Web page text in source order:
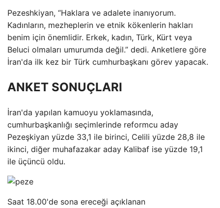
Pezeshkiyan, “Haklara ve adalete inanıyorum.
Kadınların, mezheplerin ve etnik kökenlerin hakları
benim için önemlidir. Erkek, kadın, Türk, Kürt veya
Beluci olmaları umurumda değil.” dedi. Anketlere göre
İran'da ilk kez bir Türk cumhurbaşkanı görev yapacak.
ANKET SONUÇLARI
İran'da yapılan kamuoyu yoklamasında,
cumhurbaşkanlığı seçimlerinde reformcu aday
Pezeşkiyan yüzde 33,1 ile birinci, Celili yüzde 28,8 ile
ikinci, diğer muhafazakar aday Kalibaf ise yüzde 19,1
ile üçüncü oldu.
Saat 18.00'de sona ereceği açıklanan